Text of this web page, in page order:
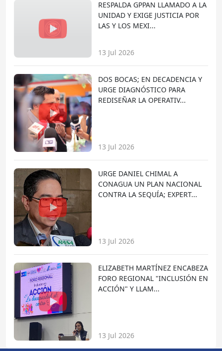
RESPALDA GPPAN LLAMADO A LA
UNIDAD Y EXIGE JUSTICIA POR
LAS Y LOS MEXI...
13 Jul 2026
DOS BOCAS; EN DECADENCIA Y
URGE DIAGNÓSTICO PARA
REDISEÑAR LA OPERATIV...
13 Jul 2026
URGE DANIEL CHIMAL A
CONAGUA UN PLAN NACIONAL
CONTRA LA SEQUÍA; EXPERT...
13 Jul 2026
ELIZABETH MARTÍNEZ ENCABEZA
FORO REGIONAL "INCLUSIÓN EN
ACCIÓN" Y LLAM...
13 Jul 2026